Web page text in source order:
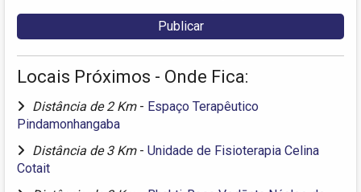
Locais Próximos - Onde Fica:
Distância de 2 Km - Espaço Terapêutico
Pindamonhangaba
Distância de 3 Km - Unidade de Fisioterapia Celina
Cotait